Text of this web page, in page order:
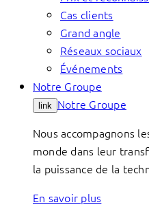
Cas clients
Grand angle
Réseaux sociaux
Événements
Notre Groupe
link Notre Groupe
Nous accompagnons
monde dans leur
la puissance de la
En savoir plus